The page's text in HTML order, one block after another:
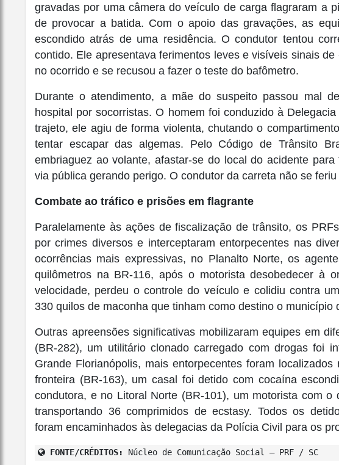
gravadas por uma câmera do veículo de carga flagraram a
de provocar a batida. Com o apoio das gravações, as
escondido atrás de uma residência. O condutor tentou
contido. Ele apresentava ferimentos leves e visíveis sinais
no ocorrido e se recusou a fazer o teste do bafômetro.
Durante o atendimento, a mãe do suspeito passou mal
hospital por socorristas. O homem foi conduzido à
trajeto, ele agiu de forma violenta, chutando o
tentar escapar das algemas. Pelo Código de Trânsito
embriaguez ao volante, afastar-se do local do acidente
via pública gerando perigo. O condutor da carreta não se
Combate ao tráfico e prisões em flagrante
Paralelamente às ações de fiscalização de trânsito, os
por crimes diversos e interceptaram entorpecentes nas
ocorrências mais expressivas, no Planalto Norte, os
quilômetros na BR-116, após o motorista desobedecer à
velocidade, perdeu o controle do veículo e colidiu contra
330 quilos de maconha que tinham como destino o município
Outras apreensões significativas mobilizaram equipes em
(BR-282), um utilitário clonado carregado com drogas foi
Grande Florianópolis, mais entorpecentes foram
fronteira (BR-163), um casal foi detido com cocaína
condutora, e no Litoral Norte (BR-101), um motorista com
transportando 36 comprimidos de ecstasy. Todos os
foram encaminhados às delegacias da Polícia Civil para os
FONTE/CRÉDITOS: Núcleo de Comunicação Social – PRF / SC